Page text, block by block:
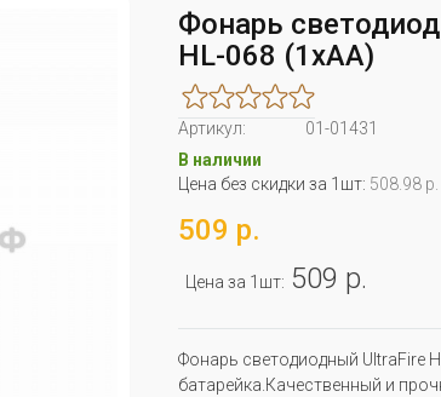
Фонарь
HL-068 (1хАА)
Артикул:
01-01431
В наличии
Цена без скидки за 1шт: 508.98 р.
509 р.
Цена за 1шт: 509 р.
Фонарь светодиодный UltraFire
батарейка.Качественный и